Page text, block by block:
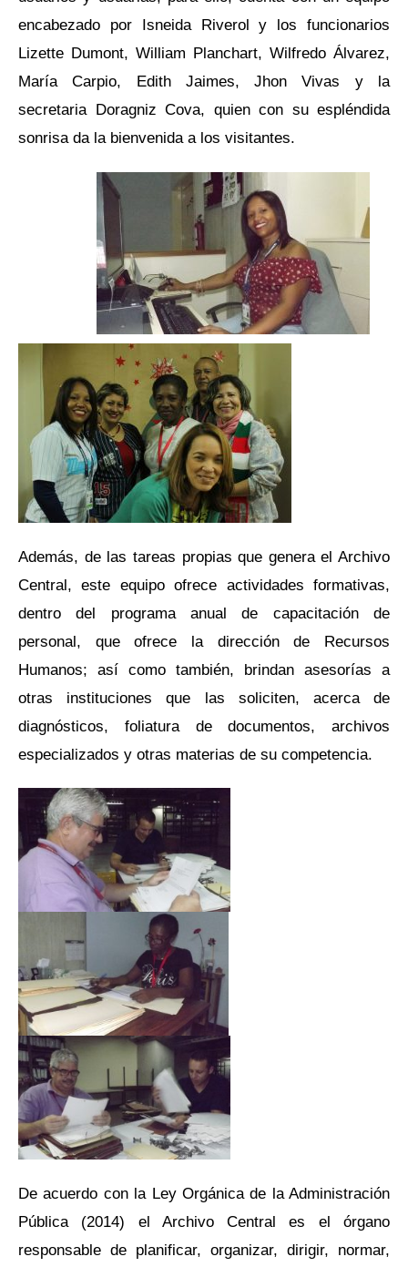
encabezado por Isneida Riverol y los funcionarios
Lizette Dumont, William Planchart, Wilfredo Álvarez,
María Carpio, Edith Jaimes, Jhon Vivas y la
secretaria Doragniz Cova, quien con su espléndida
sonrisa da la bienvenida a los visitantes.
Además, de las tareas propias que genera el Archivo
Central, este equipo ofrece actividades formativas,
dentro del programa anual de capacitación de
personal, que ofrece la dirección de Recursos
Humanos; así como también, brindan asesorías a
otras instituciones que las soliciten, acerca de
diagnósticos, foliatura de documentos, archivos
especializados y otras materias de su competencia.
De acuerdo con la Ley Orgánica de la Administración
Pública (2014) el Archivo Central es el órgano
responsable de planificar, organizar, dirigir, normar,